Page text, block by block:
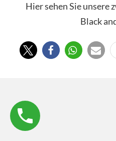
Hier sehen Sie unsere
Black